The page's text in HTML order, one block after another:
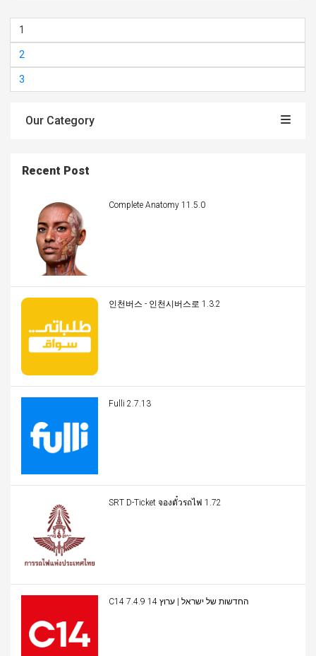
1
2
3
Our Category
Recent Post
Complete Anatomy 11.5.0
인천버스 - 인천시버스로 1.3.2
Fulli 2.7.13
SRT D-Ticket จองตั๋วรถไฟ 1.72
C14 החדשות של ישראל | ערוץ 14 7.4.9